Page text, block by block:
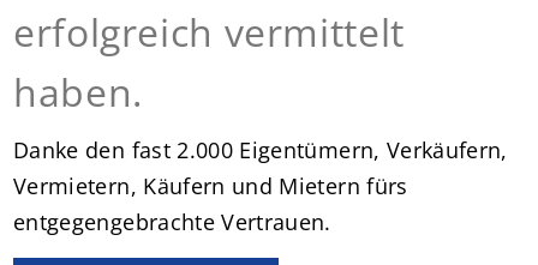
erfolgreich vermittelt
haben.
Danke den fast 2.000 Eigentümern, Verkäufern,
Vermietern, Käufern und Mietern fürs
entgegengebrachte Vertrauen.